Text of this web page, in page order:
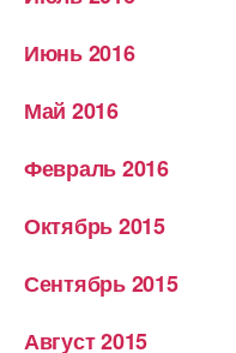
Июнь 2016
Май 2016
Февраль 2016
Октябрь 2015
Сентябрь 2015
Август 2015